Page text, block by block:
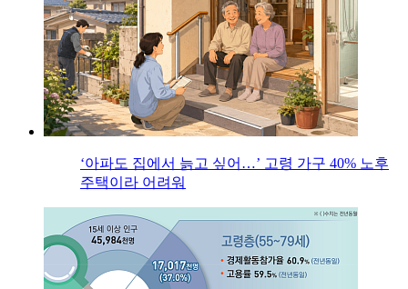
‘아파도 집에서 늙고 싶어…’ 고령 가구 40% 노후
주택이라 어려워